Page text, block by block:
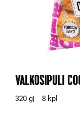
VALKOSIPULI
320 g 8 kpl